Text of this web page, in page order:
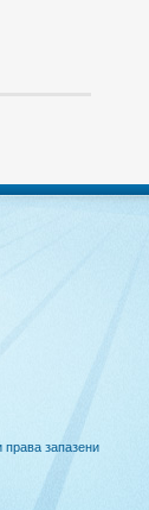
запазени